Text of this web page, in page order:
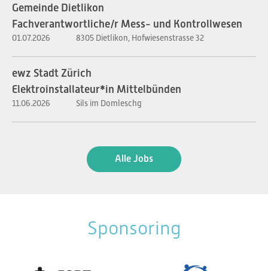
Gemeinde Dietlikon
Fachverantwortliche/r Mess- und Kontrollwesen
01.07.2026 8305 Dietlikon, Hofwiesenstrasse 32
ewz Stadt Zürich
Elektroinstallateur*in Mittelbünden
11.06.2026 Sils im Domleschg
Alle Jobs
Sponsoring